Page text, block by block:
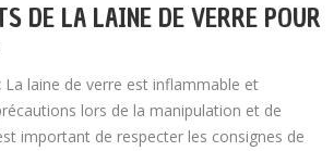
DE LA LAINE DE VERRE POUR
La laine de verre est inflammable et
lors de la manipulation et de
important de respecter les consignes de